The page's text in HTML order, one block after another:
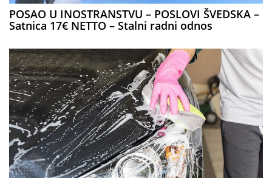
POSAO U INOSTRANSTVU – POSLOVI ŠVEDSKA –
Satnica 17€ NETTO – Stalni radni odnos